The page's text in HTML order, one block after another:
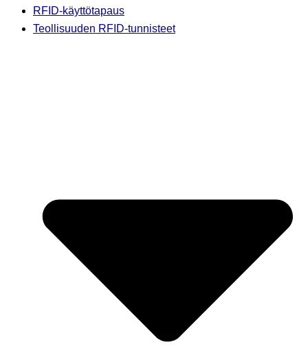
RFID-käyttötapaus
Teollisuuden RFID-tunnisteet